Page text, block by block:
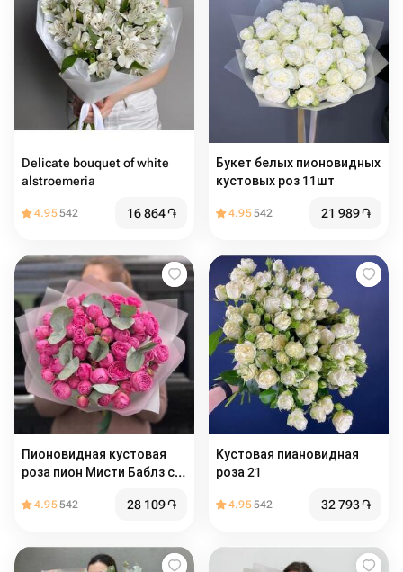
Delicate bouquet of white
alstroemeria
4.95542 16 864֏
Букет белых пионовидных
кустовых роз 11шт
4.95542 21 989֏
Пионовидная кустовая
роза пион Мисти Баблз с
4.95542 28 109֏
Кустовая пиановидная
роза 21
4.95542 32 793֏